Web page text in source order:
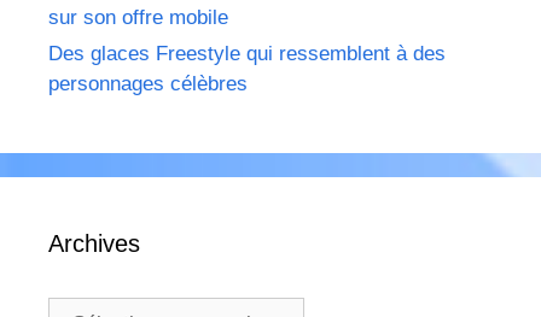
sur son offre mobile
Des glaces Freestyle qui ressemblent à des
personnages célèbres
Archives
Archives